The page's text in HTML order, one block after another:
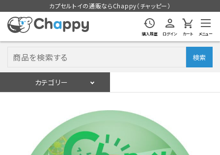
カプセルトイの通販ならChappy（チャッピー）
購入履歴 ログイン カート メニュー
検索
カテゴリー
入荷スケジュールをチェック